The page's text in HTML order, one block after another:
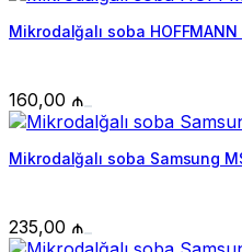
Mikrodalğalı soba HOFFMANN
160,00 ₼
Mikrodalğalı soba Samsung
235,00 ₼